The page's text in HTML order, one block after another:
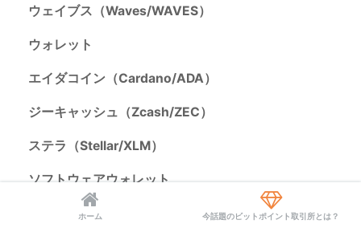
ウェイブス（Waves/WAVES）
ウォレット
エイダコイン（Cardano/ADA）
ジーキャッシュ（Zcash/ZEC）
ステラ（Stellar/XLM）
ソフトウェアウォレット
ダッシュ（DASH/DASH）
ホーム 今話題のビットポイント取引所とは？